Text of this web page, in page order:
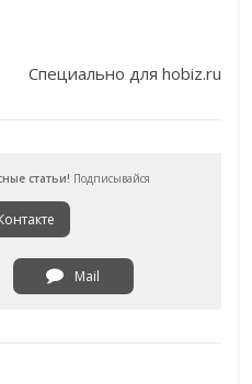
Специально для hobiz.ru
статьи! Подписывайся
Mail